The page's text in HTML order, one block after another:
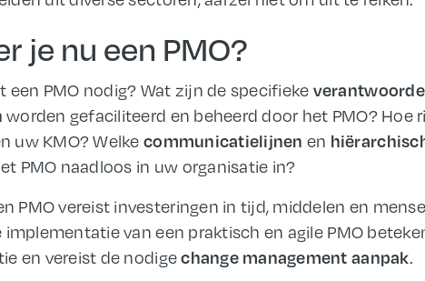
je nu een PMO?
PMO nodig? Wat zijn de specifieke
worden gefaciliteerd en beheerd door het PMO? Hoe
uw KMO? Welke communicatielijnen en
PMO naadloos in uw organisatie in?
PMO vereist investeringen in tijd, middelen en
van een praktisch en agile PMO
en vereist de nodigechange management aanpak.